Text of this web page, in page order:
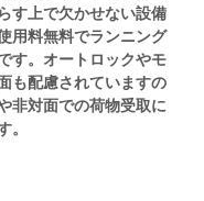
す上で欠かせない設備
用料無料でランニング
す。オートロックやモ
も配慮されていますの
非対面での荷物受取に
。